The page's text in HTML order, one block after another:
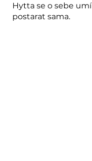
Hytta se o sebe umí
postarat sama.